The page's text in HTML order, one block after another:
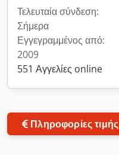
Τελευταία σύνδεση:
Σήμερα
Εγγεγραμμένος από:
2009
551 Αγγελίες online
Πληροφορίες τιμής